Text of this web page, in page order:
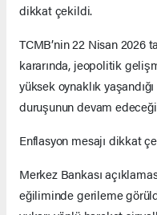
dikkat çekildi.
TCMB’nin 22 Nisan 2026
kararında, jeopolitik
yüksek oynaklık
duruşunun devam
Enflasyon mesajı dikkat
Merkez Bankası
eğiliminde gerileme